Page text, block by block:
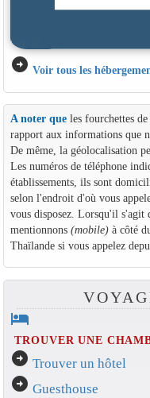
arrow_circle_right Voir tous les
A noter queles fourchettes
rapport aux informations que
De même, la géolocalisation
Les numéros de téléphone
établissements, ils sont
selon l'endroit d'où vous
vous disposez. Lorsqu'il s'agit
mentionnons (mobile)à côté
Thaïlande si vous appelez
hotel
TROUVER UNE
arrow_circle_right Trouver un hôtel
arrow_circle_right Guesthouse